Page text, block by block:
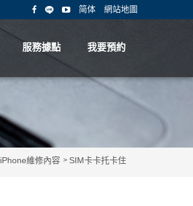
简体 網站地圖
服務據點 我要預約
iPhone維修內容 SIM卡卡托卡住